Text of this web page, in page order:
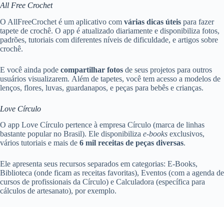
All Free Crochet
O AllFreeCrochet é um aplicativo com várias dicas úteis para fazer
tapete de crochê. O app é atualizado diariamente e disponibiliza fotos,
padrões, tutoriais com diferentes níveis de dificuldade, e artigos sobre
crochê.
E você ainda pode compartilhar fotos de seus projetos para outros
usuários visualizarem. Além de tapetes, você tem acesso a modelos de
lenços, flores, luvas, guardanapos, e peças para bebês e crianças.
Love Círculo
O app Love Círculo pertence à empresa Círculo (marca de linhas
bastante popular no Brasil). Ele disponibiliza e-books exclusivos,
vários tutoriais e mais de 6 mil receitas de peças diversas.
Ele apresenta seus recursos separados em categorias: E-Books,
Biblioteca (onde ficam as receitas favoritas), Eventos (com a agenda de
cursos de profissionais da Círculo) e Calculadora (específica para
cálculos de artesanato), por exemplo.